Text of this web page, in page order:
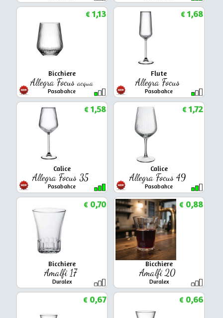
Bicchiere
Allegra Focusacqua
Pasabahce
€1,13
Flute
Allegra Focus
Pasabahce
€1,68
Calice
Allegra Focus 35
Pasabahce
€1,58
Calice
Allegra Focus 49
Pasabahce
€1,72
Bicchiere
Amalfi 17
Duralex
€0,70
Bicchiere
Amalfi 20
Duralex
€0,88
€0,67 €0,66